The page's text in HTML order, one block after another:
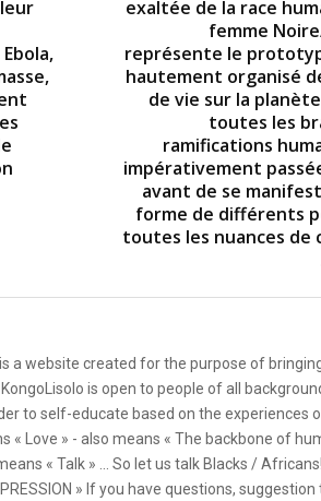
exaltée de la race
femme
représente le
hautement organisé
de vie sur la
toutes les
ramifications
impérativement
avant de se
forme de différents
toutes les nuances de
is a website created for the purpose of
is open to people of all
to self-educate based on the experiences
« Love » - also means « The backbone of
« Talk » ... So let us talk Blacks /
» If you have questions,